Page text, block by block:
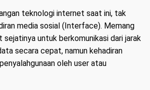
teknologi internet saat ini, tak
media sosial (Interface). Memang
untuk berkomunikasi dari jarak
secara cepat, namun kehadiran
oleh user atau